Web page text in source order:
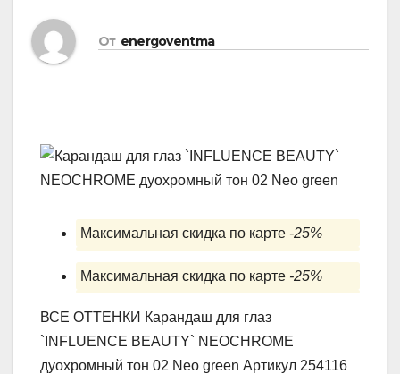
От energoventma
Максимальная скидка по карте -25%
Максимальная скидка по карте -25%
ВСЕ ОТТЕНКИ Карандаш для глаз
`INFLUENCE BEAUTY` NEOCHROME
дуохромный тон 02 Neo green Артикул 254116